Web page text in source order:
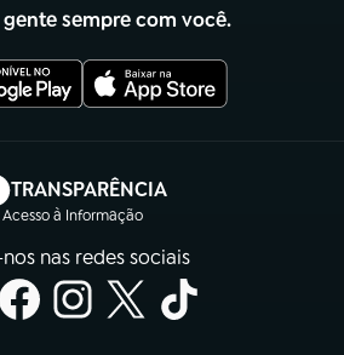
gente sempre com você.
TRANSPARÊNCIA
Acesso à Informação
(abre em nova aba)
nas redes sociais